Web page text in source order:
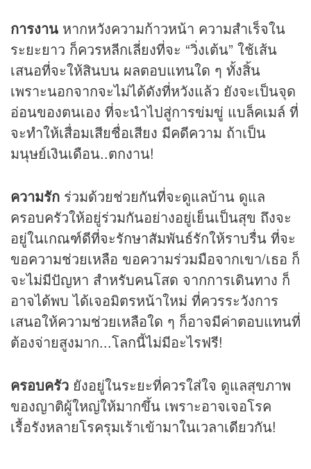
การงาน หากหวังความก้าวหน้า ความสำเร็จใน
ระยะยาว ก็ควรหลีกเลี่ยงที่จะ “วิ่งเต้น” ใช้เส้น
เสนอที่จะให้สินบน ผลตอบแทนใด ๆ ทั้งสิ้น
เพราะนอกจากจะไม่ได้ดังที่หวังแล้ว ยังจะเป็นจุด
อ่อนของตนเอง ที่จะนำไปสู่การข่มขู่ แบล็คเมล์ ที่
จะทำให้เสื่อมเสียชื่อเสียง มีคดีความ ถ้าเป็น
มนุษย์เงินเดือน..ตกงาน!
ความรัก ร่วมด้วยช่วยกันที่จะดูแลบ้าน ดูแล
ครอบครัวให้อยู่ร่วมกันอย่างอยู่เย็นเป็นสุข ถึงจะ
อยู่ในเกณฑ์ดีที่จะรักษาสัมพันธ์รักให้ราบรื่น ที่จะ
ขอความช่วยเหลือ ขอความร่วมมือจากเขา/เธอ ก็
จะไม่มีปัญหา สำหรับคนโสด จากการเดินทาง ก็
อาจได้พบ ได้เจอมิตรหน้าใหม่ ที่ควรระวังการ
เสนอให้ความช่วยเหลือใด ๆ ก็อาจมีค่าตอบแทนที่
ต้องจ่ายสูงมาก...โลกนี้ไม่มีอะไรฟรี!
ครอบครัว ยังอยู่ในระยะที่ควรใส่ใจ ดูแลสุขภาพ
ของญาติผู้ใหญ่ให้มากขึ้น เพราะอาจเจอโรค
เรื้อรังหลายโรครุมเร้าเข้ามาในเวลาเดียวกัน!